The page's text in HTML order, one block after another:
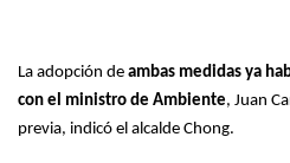
La adopción de ambas medidas ya
con el ministro de Ambiente, Juan
previa, indicó el alcalde Chong.